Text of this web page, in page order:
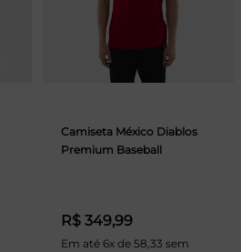
Camiseta México Diablos
Premium Baseball
R$ 349,99
Em até 6x de 58,33 sem